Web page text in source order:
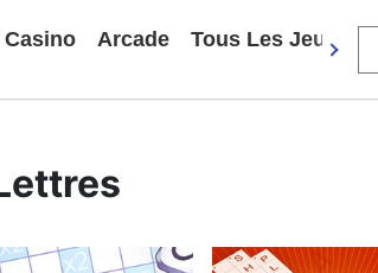
Casino Arcade Tous Les Jeux